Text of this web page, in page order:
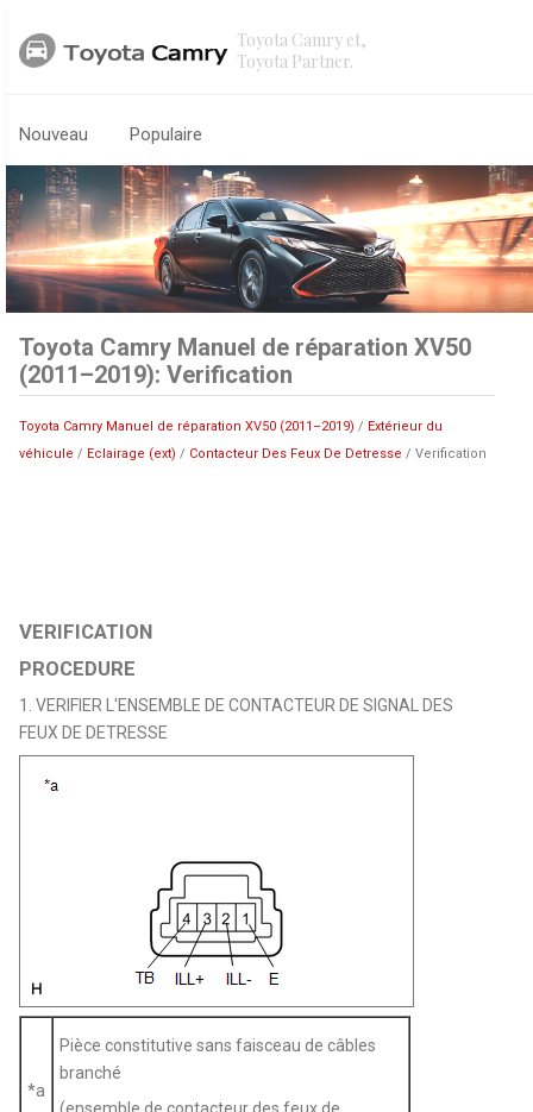
Toyota Camry et,
Toyota Partner.
Nouveau Populaire
Toyota Camry Manuel de réparation XV50
(2011–2019): Verification
Toyota Camry Manuel de réparation XV50 (2011–2019) / Extérieur du
véhicule / Eclairage (ext) / Contacteur Des Feux De Detresse / Verification
VERIFICATION
PROCEDURE
1. VERIFIER L'ENSEMBLE DE CONTACTEUR DE SIGNAL DES
FEUX DE DETRESSE
*a
Pièce constitutive sans faisceau de câbles
branché
(ensemble de contacteur des feux de